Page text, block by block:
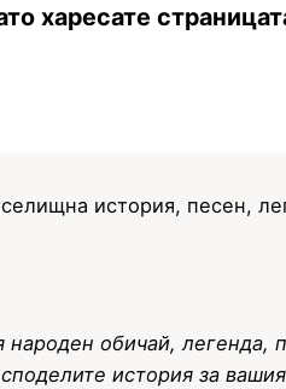
харесате
история, песен,
народен обичай,
история за